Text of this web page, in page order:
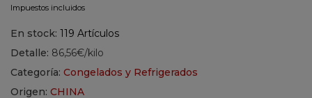
Impuestos incluidos
En stock: 119 Artículos
Detalle: 86,56€/kilo
Categoría: Congelados y Refrigerados
Origen: CHINA